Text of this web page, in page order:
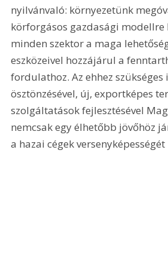
nyilvánvaló: környezetünk
körforgásos gazdasági
minden szektor a maga
eszközeivel hozzájárul a
fordulathoz. Az ehhez szükséges
ösztönzésével, új, exportképes
szolgáltatások fejlesztésével
nemcsak egy élhetőbb jövőhöz
a hazai cégek